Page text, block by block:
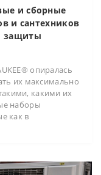
и сборные
и сантехников
защиты
опиралась
их максимально
какими их
наборы
как в